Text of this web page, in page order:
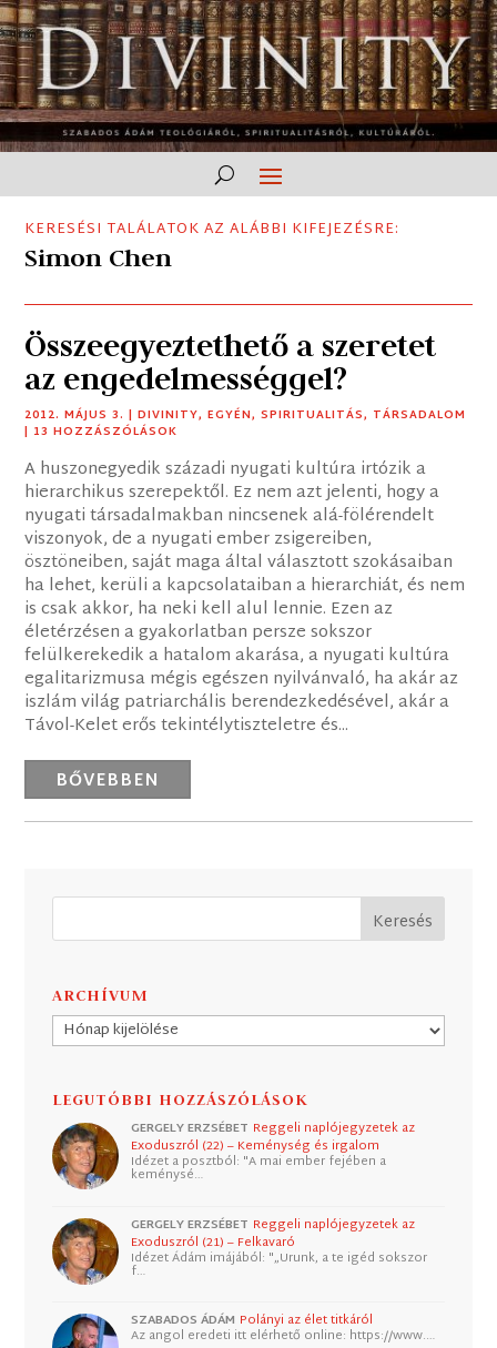
KERESÉSI TALÁLATOK AZ ALÁBBI KIFEJEZÉSRE:
Simon Chen
Összeegyeztethető a szeretet
az engedelmességgel?
2012. MÁJUS 3. |DIVINITY,EGYÉN,SPIRITUALITÁS, TÁRSADALOM
| 13 HOZZÁSZÓLÁSOK
A huszonegyedik századi nyugati kultúra irtózik a
hierarchikus szerepektől. Ez nem azt jelenti, hogy a
nyugati társadalmakban nincsenek alá-fölérendelt
viszonyok, de a nyugati ember zsigereiben,
ösztöneiben, saját maga által választott szokásaiban
ha lehet, kerüli a kapcsolataiban a hierarchiát, és nem
is csak akkor, ha neki kell alul lennie. Ezen az
életérzésen a gyakorlatban persze sokszor
felülkerekedik a hatalom akarása, a nyugati kultúra
egalitarizmusa mégis egészen nyilvánvaló, ha akár az
iszlám világ patriarchális berendezkedésével, akár a
Távol-Kelet erős tekintélytiszteletre és...
BŐVEBBEN
ARCHÍVUM
Archívum
LEGUTÓBBI HOZZÁSZÓLÁSOK
GERGELY ERZSÉBET Reggeli naplójegyzetek az
Exoduszról (22) – Keménység és irgalom
Idézet a posztból: "A mai ember fejében a
keménysé…
GERGELY ERZSÉBET Reggeli naplójegyzetek az
Exoduszról (21) – Felkavaró
Idézet Ádám imájából: "„Urunk, a te igéd sokszor
f…
SZABADOS ÁDÁM Polányi az élet titkáról
Az angol eredeti itt elérhető online: https://www.…